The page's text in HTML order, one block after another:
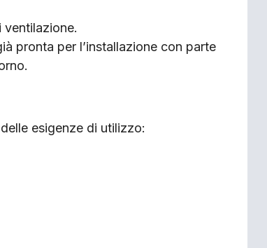
pronta per l’installazione con parte
esigenze di utilizzo: